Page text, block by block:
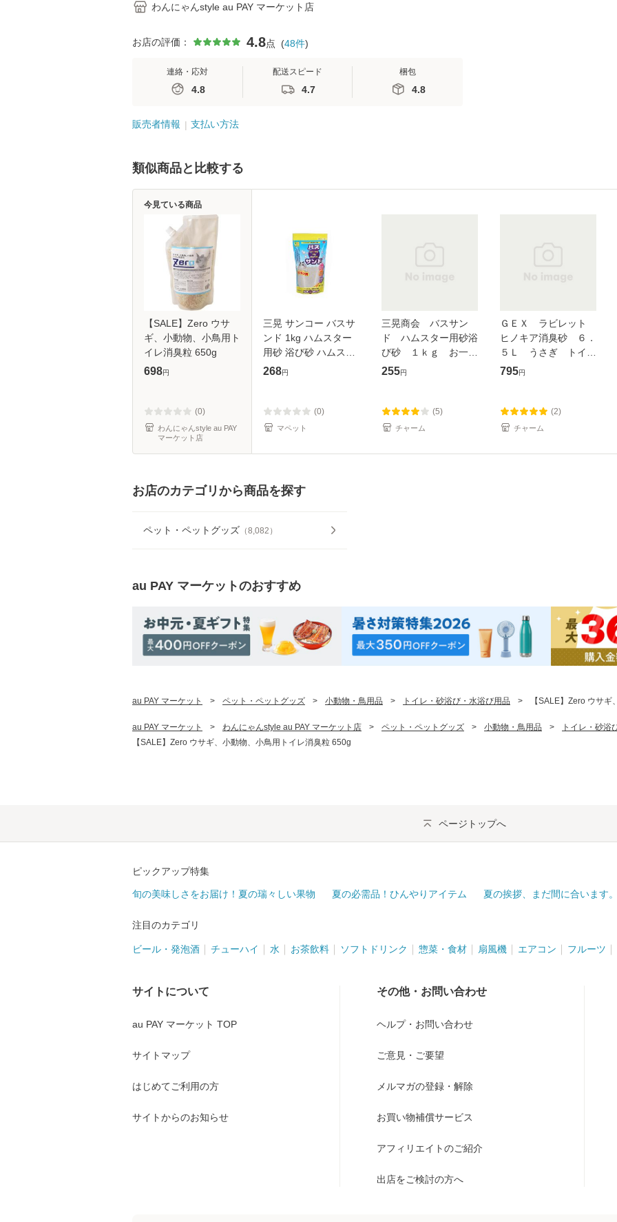
わんにゃんstyle au PAY マーケット店
お店の評価： 4.8点 (48件)
連絡・応対
4.8
配送スピード
4.7
梱包
4.8
販売者情報 支払い方法
類似商品と比較する
【SALE】Zero ウサ
ギ、小動物、小鳥用ト
イレ消臭粒 650g
698円
(0)
わんにゃんstyle au PAY
マーケット店
今見ている商品
三晃 サンコー バスサ
ンド 1kg ハムスター
用砂 浴び砂 ハムスタ
ー 砂 【tt】
268円
(0)
マペット
三晃商会 バスサン
ド ハムスター用砂浴
び砂 １ｋｇ お一人
様１２点限り
255円
(5)
チャーム
ＧＥＸ ラビレット
ヒノキア消臭砂 ６．
５Ｌ うさぎ トイレ
砂 用品 (ハムスター)
795円
(2)
チャーム
お店のカテゴリから商品を探す
ペット・ペットグッズ （8,082 ）
au PAY マーケットのおすすめ
au PAY マーケット > ペット・ペットグッズ > 小動物・鳥用品 > トイレ・砂浴び・水浴び用品 > 【SALE】Zero ウサ
au PAY マーケット > わんにゃんstyle au PAY マーケット店 > ペット・ペットグッズ > 小動物・鳥用品 >
トイレ・砂浴
【SALE】Zero ウサギ、小動物、小鳥用トイレ消臭粒 650g
ページトップへ
ピックアップ特集
旬の美味しさをお届け！夏の瑞々しい果物 夏の必需品！ひんやりアイテム 夏の挨拶、まだ間に合います
注目のカテゴリ
ビール・発泡酒 チューハイ 水 お茶飲料 ソフトドリンク 惣菜・食材 扇風機 エアコン フルーツ
サイトについて
au PAY マーケット TOP
サイトマップ
はじめてご利用の方
サイトからのお知らせ
その他・お問い合わせ
ヘルプ・お問い合わせ
ご意見・ご要望
メルマガの登録・解除
お買い物補償サービス
アフィリエイトのご紹介
出店をご検討の方へ